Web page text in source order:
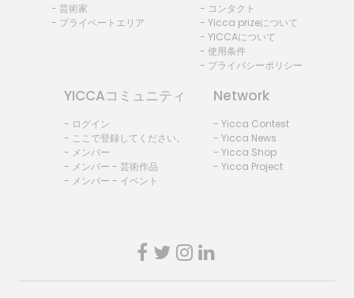
- 芸術家
- プライベートエリア
- コンタクト
- Yicca prizeについて
- YICCAについて
- 使用条件
- プライバシーポリシー
YICCAコミュニティ
- ログイン
- ここで登録してください。
- メンバー
- メンバー - 芸術作品
- メンバー - イベント
Network
- Yicca Contest
- Yicca News
- Yicca Shop
- Yicca Project